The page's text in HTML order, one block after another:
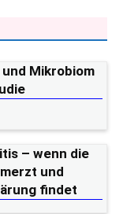
Mikrobiom
– wenn die
und
findet